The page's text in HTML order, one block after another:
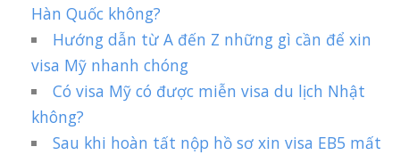
Hàn Quốc không?
Hướng dẫn từ A đến Z những gì cần để xin
visa Mỹ nhanh chóng
Có visa Mỹ có được miễn visa du lịch Nhật
không?
Sau khi hoàn tất nộp hồ sơ xin visa EB5 mất